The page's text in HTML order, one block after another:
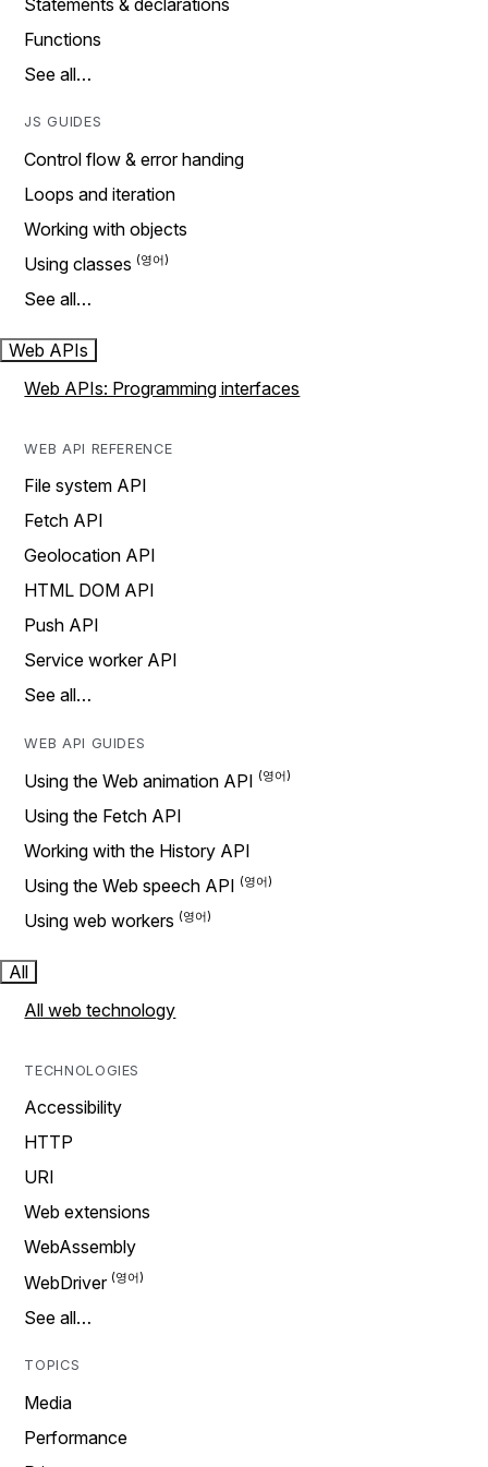
Functions
See all…
JS GUIDES
Control flow & error handing
Loops and iteration
Working with objects
Using classes
See all…
Web APIs
Web APIs: Programming interfaces
WEB API REFERENCE
File system API
Fetch API
Geolocation API
HTML DOM API
Push API
Service worker API
See all…
WEB API GUIDES
Using the Web animation API
Using the Fetch API
Working with the History API
Using the Web speech API
Using web workers
All
All web technology
TECHNOLOGIES
Accessibility
HTTP
URI
Web extensions
WebAssembly
WebDriver
See all…
TOPICS
Media
Performance